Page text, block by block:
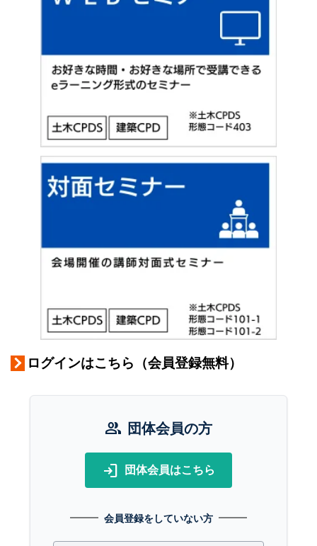
ログインはこちら（会員登録無料）
group 団体会員の方
login 団体会員はこちら
会員登録をしていない方